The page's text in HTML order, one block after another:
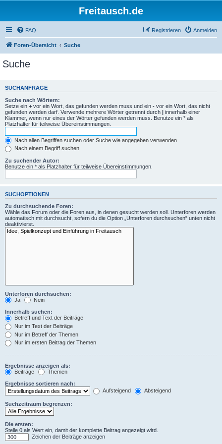
Freitausch.de
FAQ Anmelden
Registrieren
Foren-Übersicht Suche
Suche
SUCHANFRAGE
Suche nach Wörtern:
Setze ein + vor ein Wort, das gefunden werden muss und ein - vor ein Wort, das nicht
gefunden werden darf. Verwende mehrere Wörter getrennt durch | innerhalb einer
Klammer, wenn nur eines der Wörter gefunden werden muss. Benutze ein * als
Platzhalter für teilweise Übereinstimmungen.
Nach allen Begriffen suchen oder Suche wie angegeben verwenden
Nach einem Begriff suchen
Zu suchender Autor:
Benutze ein * als Platzhalter für teilweise Übereinstimmungen.
SUCHOPTIONEN
Zu durchsuchende Foren:
Wähle das Forum oder die Foren aus, in denen gesucht werden soll. Unterforen werden
automatisch mit durchsucht, sofern du die Option „Unterforen durchsuchen“ unten nicht
deaktivierst.
Unterforen durchsuchen:
Ja
Nein
Innerhalb suchen:
Betreff und Text der Beiträge
Nur im Text der Beiträge
Nur im Betreff der Themen
Nur im ersten Beitrag der Themen
Ergebnisse anzeigen als:
Beiträge
Themen
Ergebnisse sortieren nach:
Aufsteigend
Absteigend
Suchzeitraum begrenzen:
Die ersten:
Stelle 0 als Wert ein, damit der komplette Beitrag angezeigt wird.
Zeichen der Beiträge anzeigen